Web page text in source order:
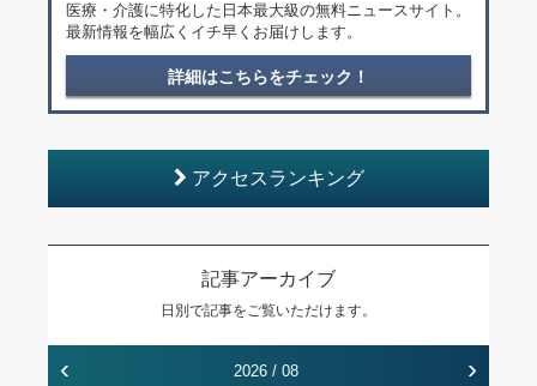
医療・介護に特化した日本最大級の無料ニュースサイト。
最新情報を幅広くイチ早くお届けします。
詳細はこちらをチェック！
アクセスランキング
記事アーカイブ
日別で記事をご覧いただけます。
‹ 2026 / 08 ›